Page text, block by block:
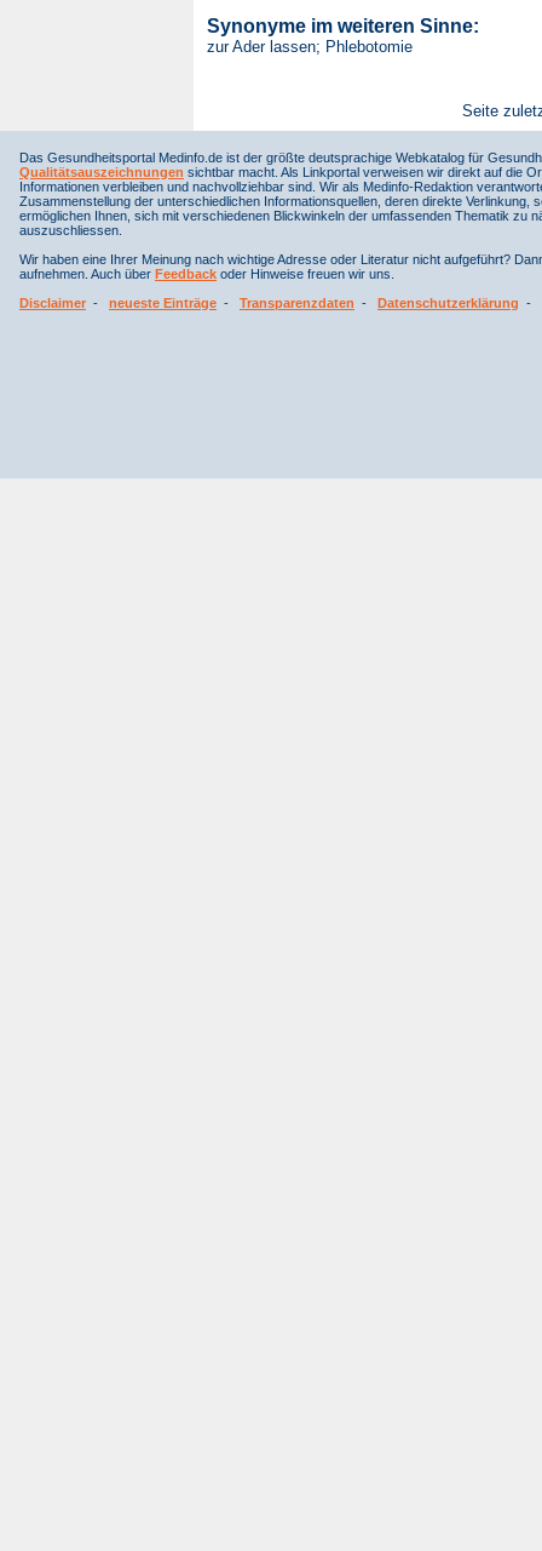
Synonyme im weiteren Sinne:
zur Ader lassen; Phlebotomie
Seite
Das Gesundheitsportal Medinfo.de ist der größte deutsprachige Webkatalog für
Qualitätsauszeichnungen sichtbar macht. Als Linkportal verweisen wir direkt auf die
Informationen verbleiben und nachvollziehbar sind. Wir als Medinfo-Redaktion
Zusammenstellung der unterschiedlichen Informationsquellen, deren direkte
ermöglichen Ihnen, sich mit verschiedenen Blickwinkeln der umfassenden Thematik
auszuschliessen.
Wir haben eine Ihrer Meinung nach wichtige Adresse oder Literatur nicht aufgeführt?
aufnehmen. Auch über Feedback oder Hinweise freuen wir uns.
Disclaimer - neueste Einträge - Transparenzdaten - Datenschutzerklärung -